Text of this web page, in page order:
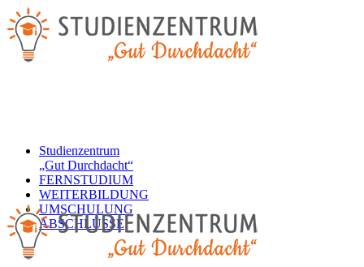
Studienzentrum
„Gut Durchdacht“
FERNSTUDIUM
WEITERBILDUNG
UMSCHULUNG
ABSCHLÜSSE